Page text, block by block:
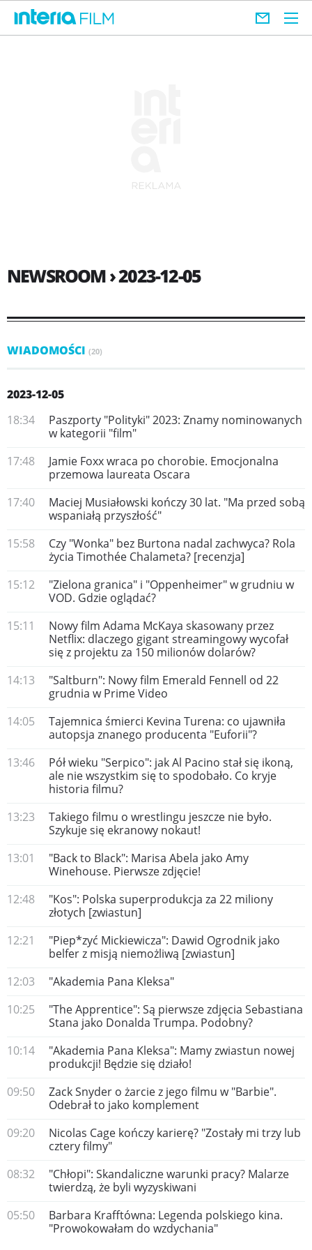
NEWSROOM › 2023-12-05
WIADOMOŚCI (20)
2023-12-05
18:34
Paszporty "Polityki" 2023: Znamy nominowanych
w kategorii "film"
17:48
Jamie Foxx wraca po chorobie. Emocjonalna
przemowa laureata Oscara
17:40
Maciej Musiałowski kończy 30 lat. "Ma przed sobą
wspaniałą przyszłość"
15:58
Czy "Wonka" bez Burtona nadal zachwyca? Rola
życia Timothée Chalameta? [recenzja]
15:12
"Zielona granica" i "Oppenheimer" w grudniu w
VOD. Gdzie oglądać?
15:11
Nowy film Adama McKaya skasowany przez
Netflix: dlaczego gigant streamingowy wycofał
się z projektu za 150 milionów dolarów?
14:13
"Saltburn": Nowy film Emerald Fennell od 22
grudnia w Prime Video
14:05
Tajemnica śmierci Kevina Turena: co ujawniła
autopsja znanego producenta "Euforii"?
13:46
Pół wieku "Serpico": jak Al Pacino stał się ikoną,
ale nie wszystkim się to spodobało. Co kryje
historia filmu?
13:23
Takiego filmu o wrestlingu jeszcze nie było.
Szykuje się ekranowy nokaut!
13:01
"Back to Black": Marisa Abela jako Amy
Winehouse. Pierwsze zdjęcie!
12:48
"Kos": Polska superprodukcja za 22 miliony
złotych [zwiastun]
12:21
"Piep*zyć Mickiewicza": Dawid Ogrodnik jako
belfer z misją niemożliwą [zwiastun]
12:03
"Akademia Pana Kleksa"
10:25
"The Apprentice": Są pierwsze zdjęcia Sebastiana
Stana jako Donalda Trumpa. Podobny?
10:14
"Akademia Pana Kleksa": Mamy zwiastun nowej
produkcji! Będzie się działo!
09:50
Zack Snyder o żarcie z jego filmu w "Barbie".
Odebrał to jako komplement
09:20
Nicolas Cage kończy karierę? "Zostały mi trzy lub
cztery filmy"
08:32
"Chłopi": Skandaliczne warunki pracy? Malarze
twierdzą, że byli wyzyskiwani
05:50
Barbara Krafftówna: Legenda polskiego kina.
"Prowokowałam do wzdychania"